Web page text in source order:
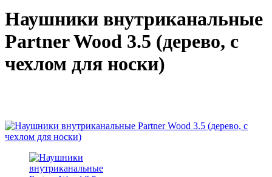
Наушники внутриканальные
Partner Wood 3.5 (дерево, с
чехлом для носки)